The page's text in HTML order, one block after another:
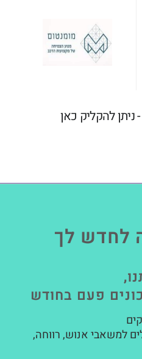
להקליק כאן
לחדש לך
פעם בחודש
למשאבי אנוש, רווחה,